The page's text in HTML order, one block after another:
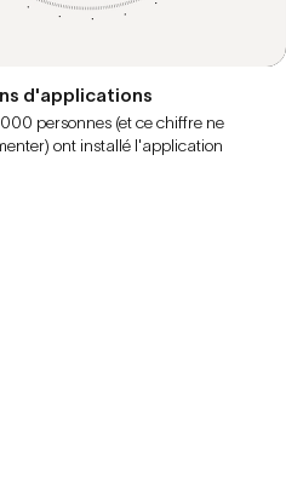
d'applications
personnes (et ce chiffre ne
ont installé l'application